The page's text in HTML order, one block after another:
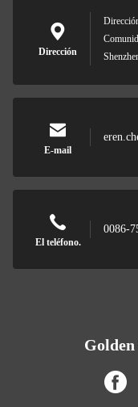
Dirección
E-mail
El teléfono.
0086-